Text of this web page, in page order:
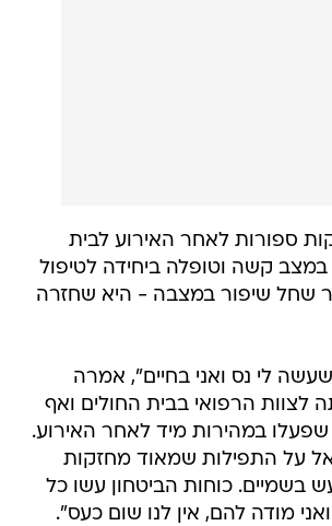
ספורות לאחר האירוע לבית
קשה וטופלה ביחידה לטיפול
שחל שיפור במצבה - היא שחזרה
לי נס ואני בחיים", אמרה
לצוות הרפואי בבית החולים ואף
שפעלו במהירות מיד לאחר האירוע.
על התפילות שמאוד מחזקות
בשמיים. כוחות הביטחון עשו כל
מודה להם, אין לנו שום כעס".